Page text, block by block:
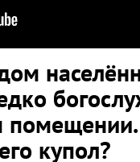
купол?